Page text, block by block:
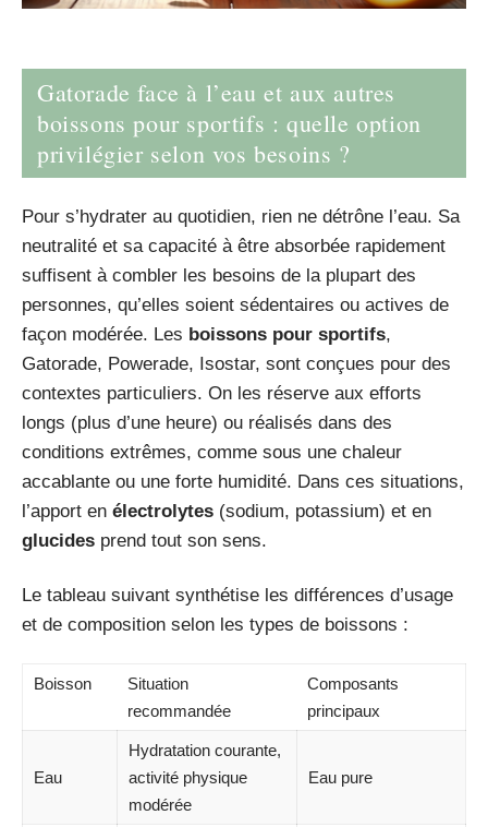
Gatorade face à l’eau et aux autres
boissons pour sportifs : quelle option
privilégier selon vos besoins ?
Pour s’hydrater au quotidien, rien ne détrône l’eau. Sa
neutralité et sa capacité à être absorbée rapidement
suffisent à combler les besoins de la plupart des
personnes, qu’elles soient sédentaires ou actives de
façon modérée. Les boissons pour sportifs,
Gatorade, Powerade, Isostar, sont conçues pour des
contextes particuliers. On les réserve aux efforts
longs (plus d’une heure) ou réalisés dans des
conditions extrêmes, comme sous une chaleur
accablante ou une forte humidité. Dans ces situations,
l’apport en électrolytes (sodium, potassium) et en
glucides prend tout son sens.
Le tableau suivant synthétise les différences d’usage
et de composition selon les types de boissons :
Boisson
Situation
recommandée
Composants
principaux
Eau
Hydratation courante,
activité physique
modérée
Eau pure